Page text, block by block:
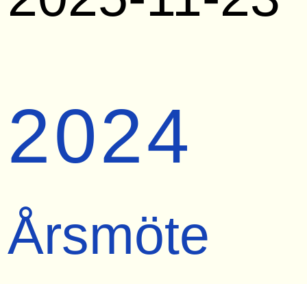
2024
Årsmöte